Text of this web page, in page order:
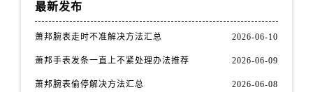
最新发布
萧邦腕表走时不准解决方法汇总 2026-06-10
萧邦手表发条一直上不紧处理办法推荐 2026-06-09
萧邦腕表偷停解决方法汇总 2026-06-08